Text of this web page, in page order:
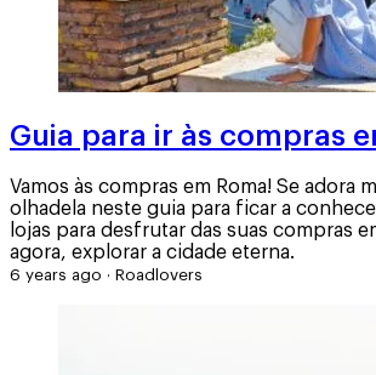
Guia para ir às compras
Vamos às compras em Roma! Se adora
olhadela neste guia para ficar a
lojas para desfrutar das suas compras
agora, explorar a cidade eterna.
6 years ago · Roadlovers